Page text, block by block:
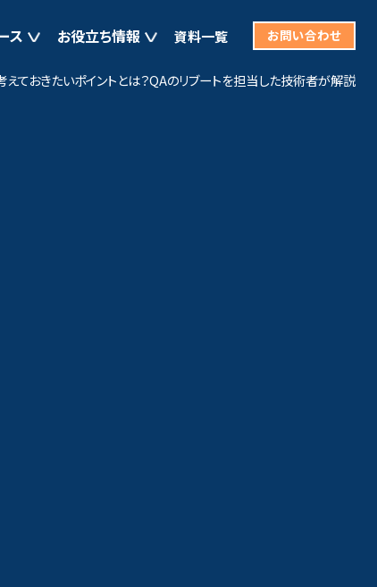
ン QuintSpect
ス お役立ち情報 資料一覧 お問い合わせ
ておきたいポイントとは？QAのリブートを担当した技術者が解説